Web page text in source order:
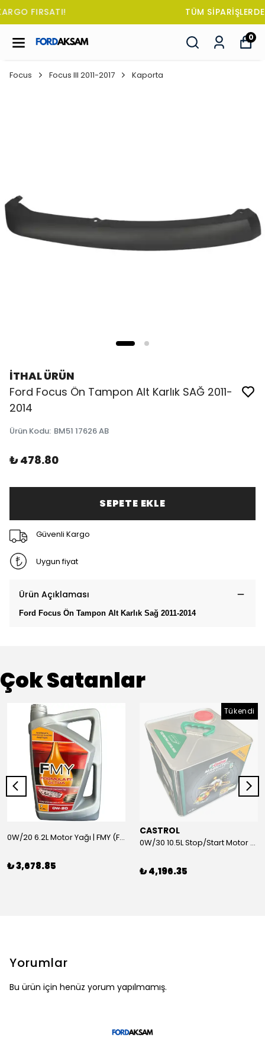
TÜM SİPARİŞLERDE OTO KOKUSU HEDİYE!
0
Focus Focus III 2011-2017 Kaporta
İTHAL ÜRÜN
Ford Focus Ön Tampon Alt Karlık SAĞ 2011-
2014
Ürün Kodu: BM51 17626 AB
₺ 478.80
SEPETE EKLE
Güvenli Kargo
Uygun fiyat
Ürün Açıklaması
Ford Focus Ön Tampon Alt Karlık Sağ 2011-2014
Çok Satanlar
0W/20 6.2L Motor Yağı | FMY (Ford Motor Yağları)
₺ 3,678.85
Tükendi
CASTROL
0W/30 10.5L Stop/Start Motor Yağı | CASTROL
₺ 4,196.35
Yorumlar
Bu ürün için henüz yorum yapılmamış.